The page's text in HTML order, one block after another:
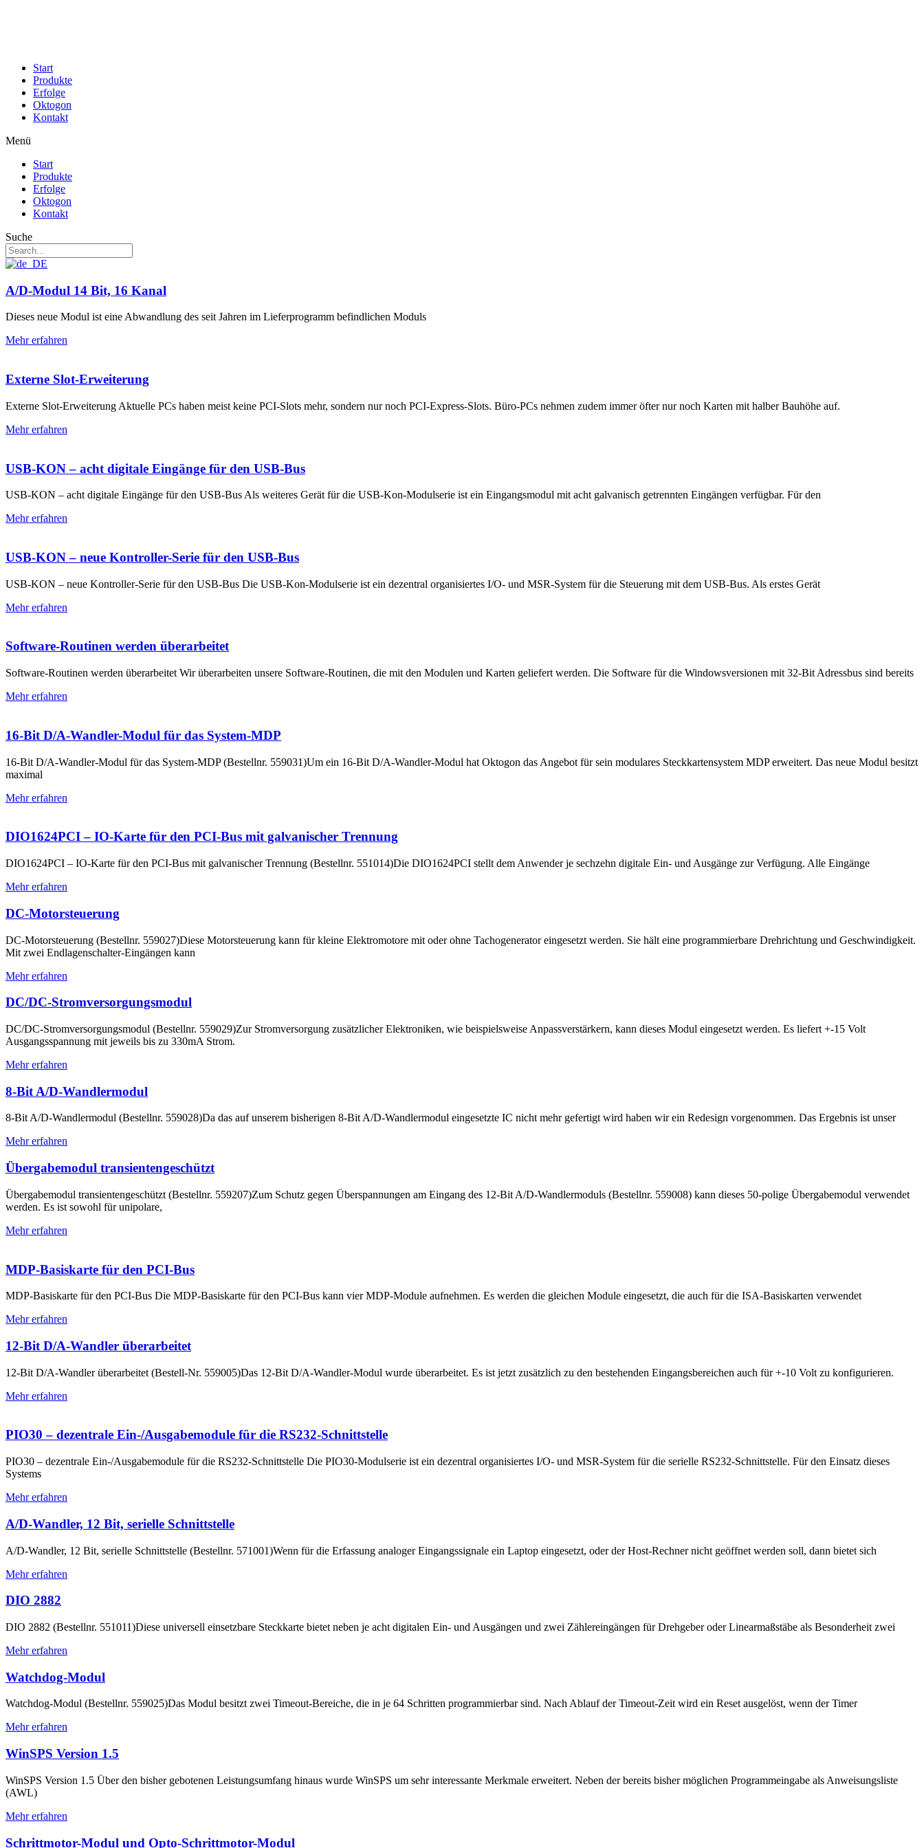
Start
Produkte
Erfolge
Oktogon
Kontakt
Menü
Start
Produkte
Erfolge
Oktogon
Kontakt
Suche
A/D-Modul 14 Bit, 16 Kanal
Dieses neue Modul ist eine Abwandlung des seit Jahren im Lieferprogramm befindlichen Moduls
Mehr erfahren
Externe Slot-Erweiterung
Externe Slot-Erweiterung Aktuelle PCs haben meist keine PCI-Slots mehr, sondern nur noch PCI-Express-Slots. Büro-PCs nehmen zudem immer öfter nur noch Karten mit halber Bauhöhe auf.
Mehr erfahren
USB-KON – acht digitale Eingänge für den USB-Bus
USB-KON – acht digitale Eingänge für den USB-Bus Als weiteres Gerät für die USB-Kon-Modulserie ist ein Eingangsmodul mit acht galvanisch getrennten Eingängen verfügbar. Für den
Mehr erfahren
USB-KON – neue Kontroller-Serie für den USB-Bus
USB-KON – neue Kontroller-Serie für den USB-Bus Die USB-Kon-Modulserie ist ein dezentral organisiertes I/O- und MSR-System für die Steuerung mit dem USB-Bus. Als erstes Gerät
Mehr erfahren
Software-Routinen werden überarbeitet
Software-Routinen werden überarbeitet Wir überarbeiten unsere Software-Routinen, die mit den Modulen und Karten geliefert werden. Die Software für die Windowsversionen mit 32-Bit Adressbus sind bereits
Mehr erfahren
16-Bit D/A-Wandler-Modul für das System-MDP
16-Bit D/A-Wandler-Modul für das System-MDP (Bestellnr. 559031)Um ein 16-Bit D/A-Wandler-Modul hat Oktogon das Angebot für sein modulares Steckkartensystem MDP erweitert. Das neue Modul besitzt
maximal
Mehr erfahren
DIO1624PCI – IO-Karte für den PCI-Bus mit galvanischer Trennung
DIO1624PCI – IO-Karte für den PCI-Bus mit galvanischer Trennung (Bestellnr. 551014)Die DIO1624PCI stellt dem Anwender je sechzehn digitale Ein- und Ausgänge zur Verfügung. Alle Eingänge
Mehr erfahren
DC-Motorsteuerung
DC-Motorsteuerung (Bestellnr. 559027)Diese Motorsteuerung kann für kleine Elektromotore mit oder ohne Tachogenerator eingesetzt werden. Sie hält eine programmierbare Drehrichtung und Geschwindigkeit.
Mit zwei Endlagenschalter-Eingängen kann
Mehr erfahren
DC/DC-Stromversorgungsmodul
DC/DC-Stromversorgungsmodul (Bestellnr. 559029)Zur Stromversorgung zusätzlicher Elektroniken, wie beispielsweise Anpassverstärkern, kann dieses Modul eingesetzt werden. Es liefert +-15 Volt
Ausgangsspannung mit jeweils bis zu 330mA Strom.
Mehr erfahren
8-Bit A/D-Wandlermodul
8-Bit A/D-Wandlermodul (Bestellnr. 559028)Da das auf unserem bisherigen 8-Bit A/D-Wandlermodul eingesetzte IC nicht mehr gefertigt wird haben wir ein Redesign vorgenommen. Das Ergebnis ist unser
Mehr erfahren
Übergabemodul transientengeschützt
Übergabemodul transientengeschützt (Bestellnr. 559207)Zum Schutz gegen Überspannungen am Eingang des 12-Bit A/D-Wandlermoduls (Bestellnr. 559008) kann dieses 50-polige Übergabemodul verwendet
werden. Es ist sowohl für unipolare,
Mehr erfahren
MDP-Basiskarte für den PCI-Bus
MDP-Basiskarte für den PCI-Bus Die MDP-Basiskarte für den PCI-Bus kann vier MDP-Module aufnehmen. Es werden die gleichen Module eingesetzt, die auch für die ISA-Basiskarten verwendet
Mehr erfahren
12-Bit D/A-Wandler überarbeitet
12-Bit D/A-Wandler überarbeitet (Bestell-Nr. 559005)Das 12-Bit D/A-Wandler-Modul wurde überarbeitet. Es ist jetzt zusätzlich zu den bestehenden Eingangsbereichen auch für +-10 Volt zu konfigurieren.
Mehr erfahren
PIO30 – dezentrale Ein-/Ausgabemodule für die RS232-Schnittstelle
PIO30 – dezentrale Ein-/Ausgabemodule für die RS232-Schnittstelle Die PIO30-Modulserie ist ein dezentral organisiertes I/O- und MSR-System für die serielle RS232-Schnittstelle. Für den Einsatz dieses
Systems
Mehr erfahren
A/D-Wandler, 12 Bit, serielle Schnittstelle
A/D-Wandler, 12 Bit, serielle Schnittstelle (Bestellnr. 571001)Wenn für die Erfassung analoger Eingangssignale ein Laptop eingesetzt, oder der Host-Rechner nicht geöffnet werden soll, dann bietet sich
Mehr erfahren
DIO 2882
DIO 2882 (Bestellnr. 551011)Diese universell einsetzbare Steckkarte bietet neben je acht digitalen Ein- und Ausgängen und zwei Zählereingängen für Drehgeber oder Linearmaßstäbe als Besonderheit zwei
Mehr erfahren
Watchdog-Modul
Watchdog-Modul (Bestellnr. 559025)Das Modul besitzt zwei Timeout-Bereiche, die in je 64 Schritten programmierbar sind. Nach Ablauf der Timeout-Zeit wird ein Reset ausgelöst, wenn der Timer
Mehr erfahren
WinSPS Version 1.5
WinSPS Version 1.5 Über den bisher gebotenen Leistungsumfang hinaus wurde WinSPS um sehr interessante Merkmale erweitert. Neben der bereits bisher möglichen Programmeingabe als Anweisungsliste
(AWL)
Mehr erfahren
Schrittmotor-Modul und Opto-Schrittmotor-Modul